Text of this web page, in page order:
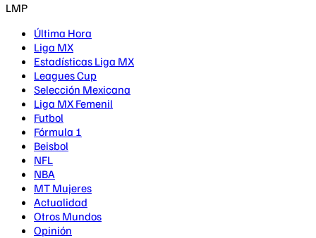
LMP
Última Hora
Liga MX
Estadísticas Liga MX
Leagues Cup
Selección Mexicana
Liga MX Femenil
Futbol
Fórmula 1
Beisbol
NFL
NBA
MT Mujeres
Actualidad
Otros Mundos
Opinión